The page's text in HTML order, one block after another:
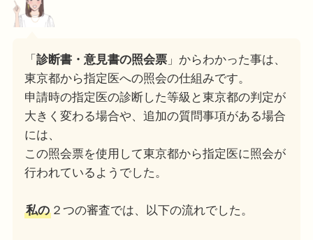
「 診断書・意見書の照会票」からわかった事は、
東京都から指定医への照会の仕組みです。
申請時の指定医の診断した等級と東京都の判定が
大きく変わる場合や、 追加の質問事項がある場合
には、
この照会票を使用して東京都から指定医に照会が
行われているようでした。
私の２つの審査では、以下の流れでした。